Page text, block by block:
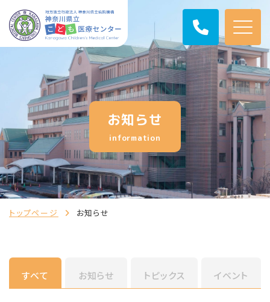
お知らせ
information
トップページ お知らせ
すべて お知らせ トピックス イベント